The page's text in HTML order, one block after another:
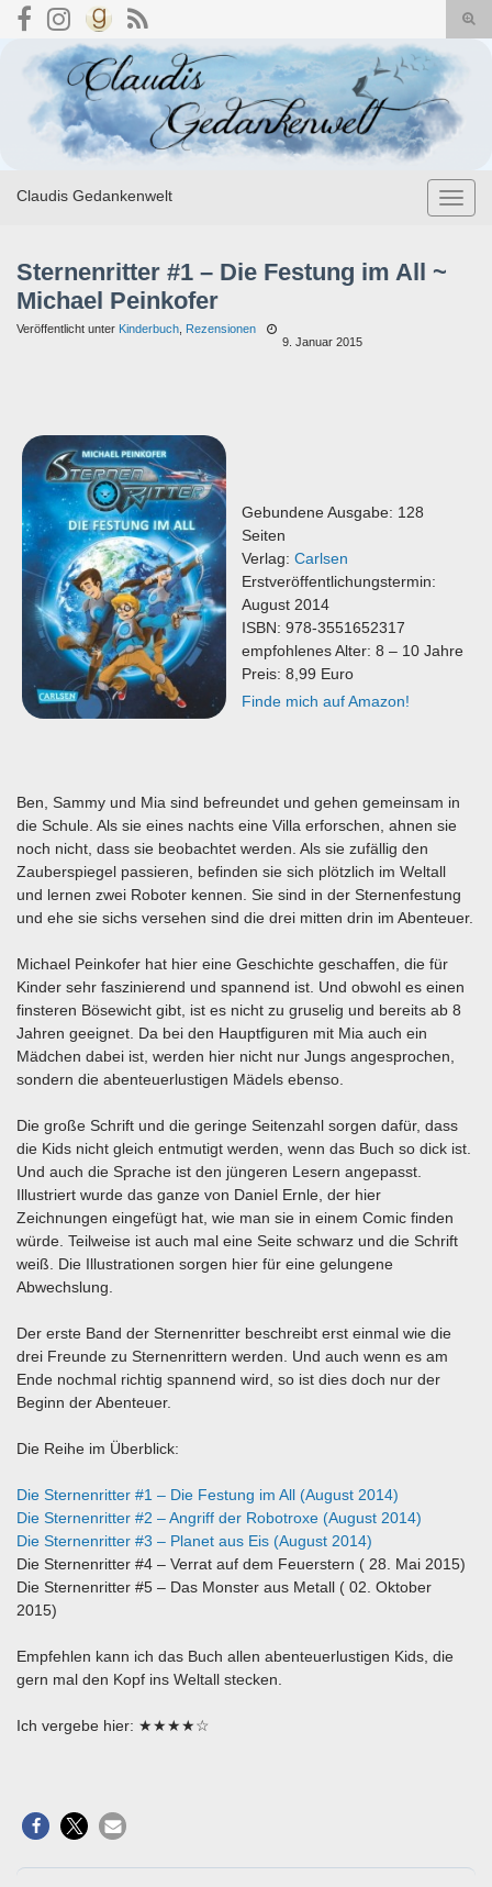
Search for:
Claudis Gedankenwelt
Sternenritter #1 – Die Festung im All ~
Michael Peinkofer
Veröffentlicht unter Kinderbuch Rezensionen
9. Januar 2015
Gebundene Ausgabe: 128
Seiten
Verlag: Carlsen
Erstveröffentlichungstermin:
August 2014
ISBN: 978-3551652317
empfohlenes Alter: 8 – 10 Jahre
Preis: 8,99 Euro
Finde mich auf Amazon!
Ben, Sammy und Mia sind befreundet und gehen gemeinsam in
die Schule. Als sie eines nachts eine Villa erforschen, ahnen sie
noch nicht, dass sie beobachtet werden. Als sie zufällig den
Zauberspiegel passieren, befinden sie sich plötzlich im Weltall
und lernen zwei Roboter kennen. Sie sind in der Sternenfestung
und ehe sie sichs versehen sind die drei mitten drin im Abenteuer.
Michael Peinkofer hat hier eine Geschichte geschaffen, die für
Kinder sehr faszinierend und spannend ist. Und obwohl es einen
finsteren Bösewicht gibt, ist es nicht zu gruselig und bereits ab 8
Jahren geeignet. Da bei den Hauptfiguren mit Mia auch ein
Mädchen dabei ist, werden hier nicht nur Jungs angesprochen,
sondern die abenteuerlustigen Mädels ebenso.
Die große Schrift und die geringe Seitenzahl sorgen dafür, dass
die Kids nicht gleich entmutigt werden, wenn das Buch so dick ist.
Und auch die Sprache ist den jüngeren Lesern angepasst.
Illustriert wurde das ganze von Daniel Ernle, der hier
Zeichnungen eingefügt hat, wie man sie in einem Comic finden
würde. Teilweise ist auch mal eine Seite schwarz und die Schrift
weiß. Die Illustrationen sorgen hier für eine gelungene
Abwechslung.
Der erste Band der Sternenritter beschreibt erst einmal wie die
drei Freunde zu Sternenrittern werden. Und auch wenn es am
Ende nochmal richtig spannend wird, so ist dies doch nur der
Beginn der Abenteuer.
Die Reihe im Überblick:
Die Sternenritter #1 – Die Festung im All (August 2014)
Die Sternenritter #2 – Angriff der Robotroxe (August 2014)
Die Sternenritter #3 – Planet aus Eis (August 2014)
Die Sternenritter #4 – Verrat auf dem Feuerstern ( 28. Mai 2015)
Die Sternenritter #5 – Das Monster aus Metall ( 02. Oktober
2015)
Empfehlen kann ich das Buch allen abenteuerlustigen Kids, die
gern mal den Kopf ins Weltall stecken.
Ich vergebe hier: ★★★★☆